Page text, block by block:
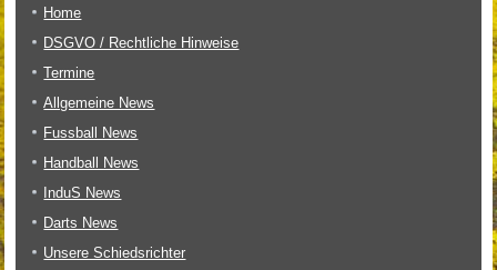
Home
DSGVO / Rechtliche Hinweise
Termine
Allgemeine News
Fussball News
Handball News
InduS News
Darts News
Unsere Schiedsrichter